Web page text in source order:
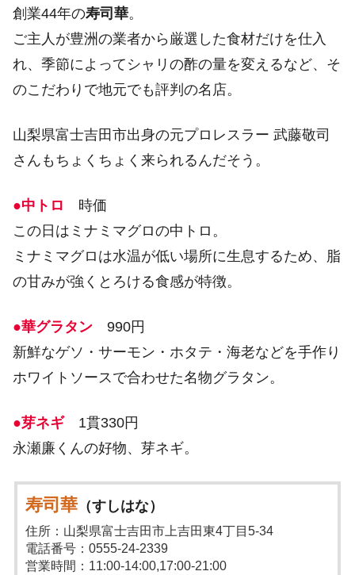
創業44年の寿司華。
ご主人が豊洲の業者から厳選した食材だけを仕入
れ、季節によってシャリの酢の量を変えるなど、そ
のこだわりで地元でも評判の名店。
山梨県富士吉田市出身の元プロレスラー 武藤敬司
さんもちょくちょく来られるんだそう。
●中トロ 時価
この日はミナミマグロの中トロ。
ミナミマグロは水温が低い場所に生息するため、脂
の甘みが強くとろける食感が特徴。
●華グラタン 990円
新鮮なゲソ・サーモン・ホタテ・海老などを手作り
ホワイトソースで合わせた名物グラタン。
●芽ネギ 1貫330円
永瀬廉くんの好物、芽ネギ。
寿司華 （すしはな）
住所：山梨県富士吉田市上吉田東4丁目5-34
電話番号：0555-24-2339
営業時間：11:00-14:00 ,17:00-21:00